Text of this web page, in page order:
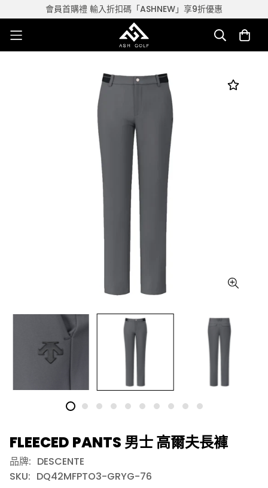
會員首購禮 輸入折扣碼「ASHNEW」享9折優惠
FLEECED PANTS 男士 高爾夫長褲
品牌: DESCENTE
SKU: DQ42MFPTO3-GRYG-76